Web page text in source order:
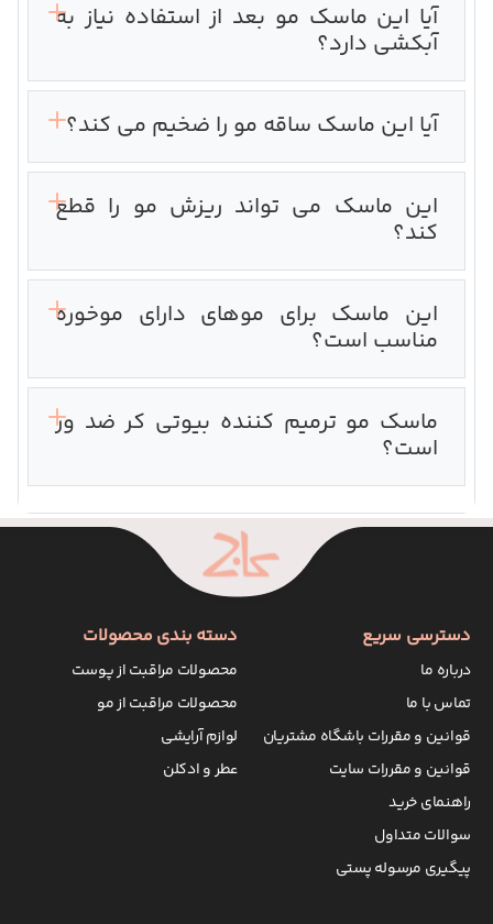
آیا این ماسک مو بعد از استفاده نیاز به
آبکشی دارد؟
آیا این ماسک ساقه مو را ضخیم می کند؟
این ماسک می تواند ریزش مو را قطع
کند؟
این ماسک برای موهای دارای موخوره
مناسب است؟
ماسک مو ترمیم کننده بیوتی کر ضد وز
است؟
دسترسی سریع
درباره ما
تماس با ما
قوانین و مقررات باشگاه مشتریان
قوانین و مقررات سایت
راهنمای خرید
سوالات متداول
پیگیری مرسوله پستی
دسته بندی محصولات
محصولات مراقبت از پوست
محصولات مراقبت از مو
لوازم آرایشی
عطر و ادکلن